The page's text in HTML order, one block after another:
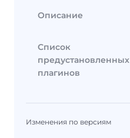
Описание
Список
предустановленных
плагинов
Изменения по версиям